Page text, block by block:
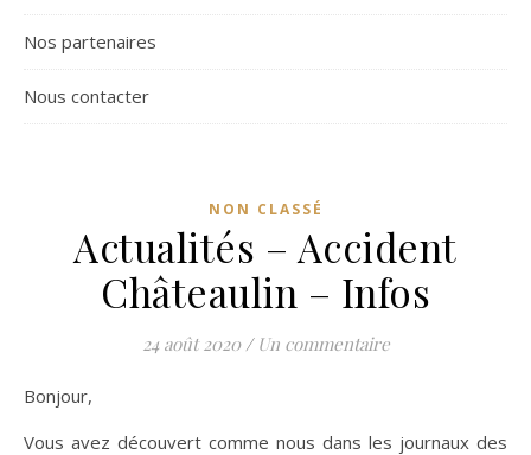
Nos partenaires
Nous contacter
NON CLASSÉ
Actualités – Accident
Châteaulin – Infos
24 août 2020 / Un commentaire
Bonjour,
Vous avez découvert comme nous dans les journaux des